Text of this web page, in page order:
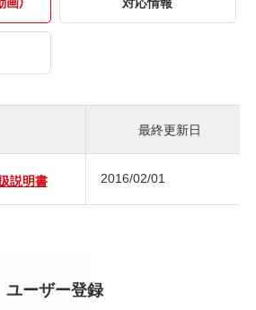
最終更新日
説明書 2016/02/01
ユーザー登録